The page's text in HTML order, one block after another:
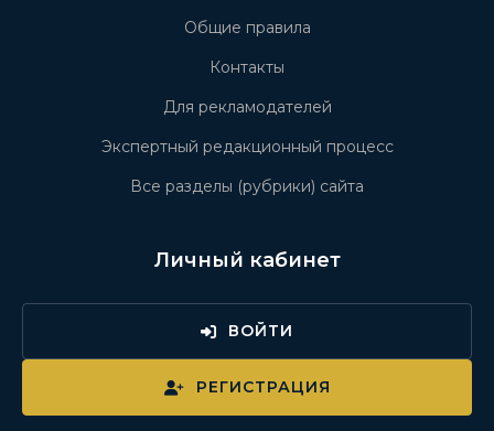
Общие правила
Контакты
Для рекламодателей
Экспертный редакционный процесс
Все разделы (рубрики) сайта
Личный кабинет
ВОЙТИ
РЕГИСТРАЦИЯ